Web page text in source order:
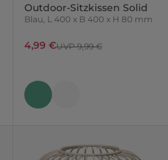
Outdoor-Sitzkissen Solid
Blau, L 400 x B 400 x H 80 mm
4,99 €UVP 9,99 €